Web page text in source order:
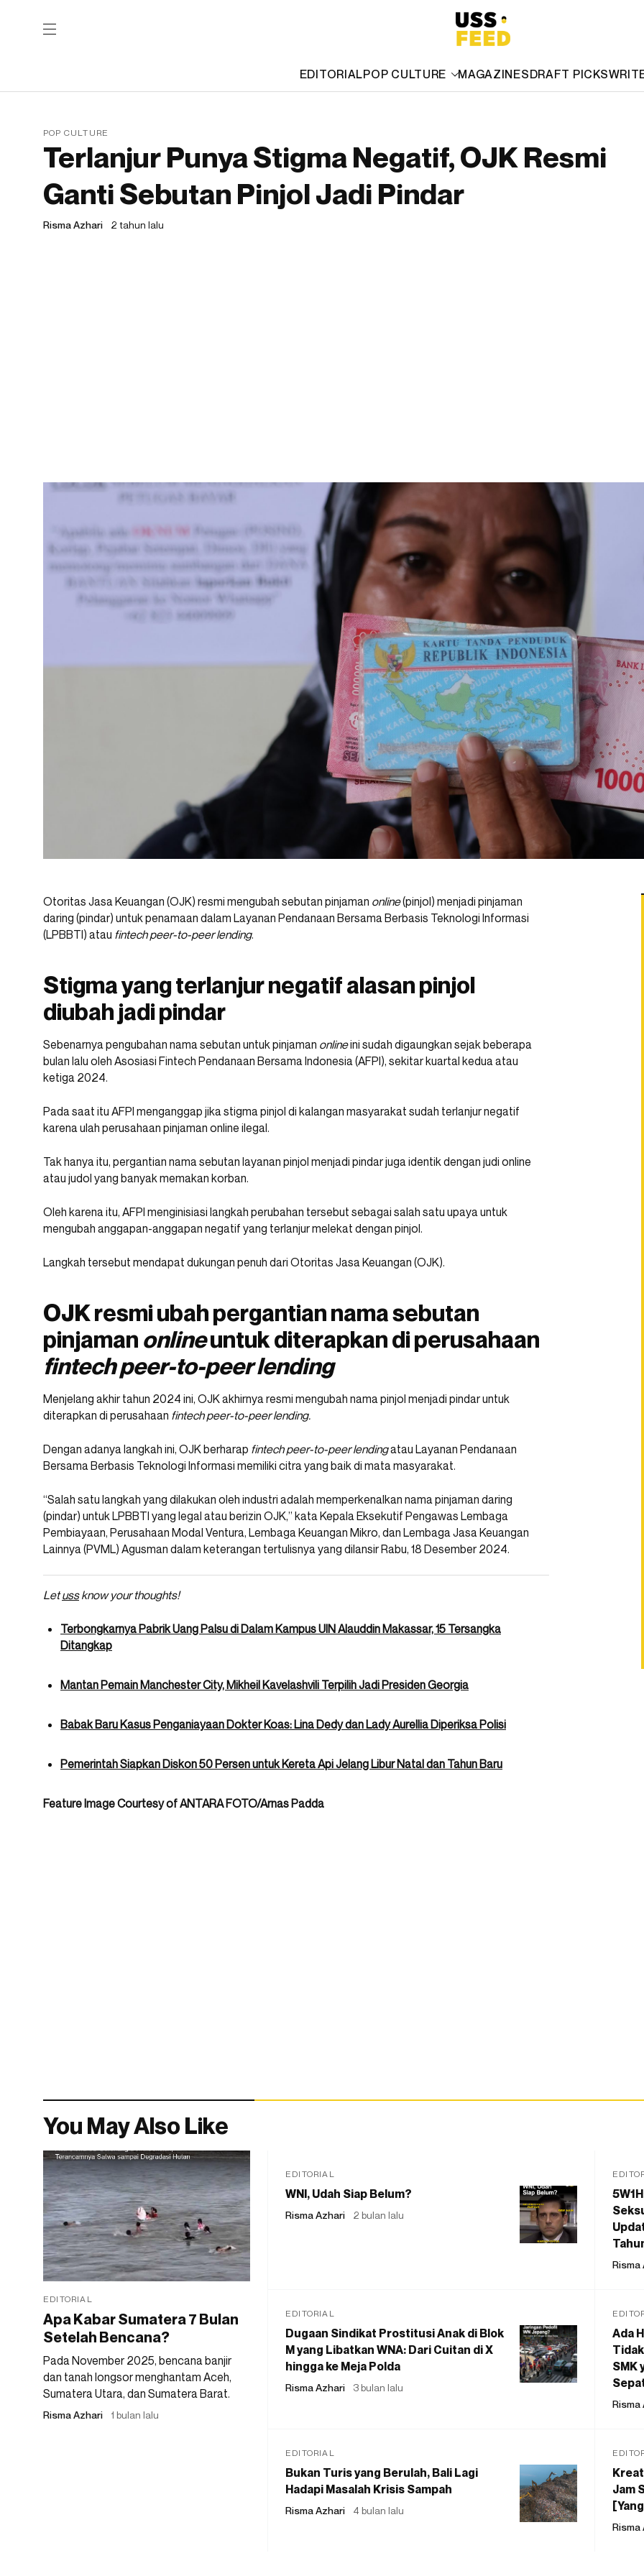
EDITORIALPOP CULTURE MAGAZINESDRAFT PICKS
POP CULTURE
Terlanjur Punya Stigma Negatif, OJK Resmi
Ganti Sebutan Pinjol Jadi Pindar
Risma Azhari 2 tahun lalu
Otoritas Jasa Keuangan (OJK) resmi mengubah sebutan pinjaman online(pinjol) menjadi pinjaman
daring (pindar) untuk penamaan dalam Layanan Pendanaan Bersama Berbasis Teknologi Informasi
(LPBBTI) atau fintech peer-to-peer lending.
Stigma yang terlanjur negatif alasan pinjol
diubah jadi pindar
Sebenarnya pengubahan nama sebutan untuk pinjaman onlineini sudah digaungkan sejak beberapa
bulan lalu oleh Asosiasi Fintech Pendanaan Bersama Indonesia (AFPI), sekitar kuartal kedua atau
ketiga 2024.
Pada saat itu AFPI menganggap jika stigma pinjol di kalangan masyarakat sudah terlanjur negatif
karena ulah perusahaan pinjaman online ilegal.
Tak hanya itu, pergantian nama sebutan layanan pinjol menjadi pindar juga identik dengan judi online
atau judol yang banyak memakan korban.
Oleh karena itu, AFPI menginisiasi langkah perubahan tersebut sebagai salah satu upaya untuk
mengubah anggapan-anggapan negatif yang terlanjur melekat dengan pinjol.
Langkah tersebut mendapat dukungan penuh dari Otoritas Jasa Keuangan (OJK).
OJK resmi ubah pergantian nama sebutan
pinjaman onlineuntuk diterapkan di perusahaan
fintech peer-to-peer lending
Menjelang akhir tahun 2024 ini, OJK akhirnya resmi mengubah nama pinjol menjadi pindar untuk
diterapkan di perusahaan fintech peer-to-peer lending.
Dengan adanya langkah ini, OJK berharap fintech peer-to-peer lendingatau Layanan Pendanaan
Bersama Berbasis Teknologi Informasi memiliki citra yang baik di mata masyarakat.
“Salah satu langkah yang dilakukan oleh industri adalah memperkenalkan nama pinjaman daring
(pindar) untuk LPBBTI yang legal atau berizin OJK,” kata Kepala Eksekutif Pengawas Lembaga
Pembiayaan, Perusahaan Modal Ventura, Lembaga Keuangan Mikro, dan Lembaga Jasa Keuangan
Lainnya (PVML) Agusman dalam keterangan tertulisnya yang dilansir Rabu, 18 Desember 2024.
Letussknow your thoughts!
Terbongkarnya Pabrik Uang Palsu di Dalam Kampus UIN Alauddin Makassar, 15 Tersangka
Ditangkap
Mantan Pemain Manchester City, Mikheil Kavelashvili Terpilih Jadi Presiden Georgia
Babak Baru Kasus Penganiayaan Dokter Koas: Lina Dedy dan Lady Aurellia Diperiksa Polisi
Pemerintah Siapkan Diskon 50 Persen untuk Kereta Api Jelang Libur Natal dan Tahun Baru
Feature Image Courtesy of ANTARA FOTO/Arnas Padda
You May Also Like
EDITORIAL
Apa Kabar Sumatera 7 Bulan
Setelah Bencana?
Pada November 2025, bencana banjir
dan tanah longsor menghantam Aceh,
Sumatera Utara, dan Sumatera Barat.
Risma Azhari 1 bulan lalu
EDITORIAL
WNI, Udah Siap Belum?
Risma Azhari 2 bulan lalu
Risma
EDITORIAL
Dugaan Sindikat Prostitusi Anak di Blok
M yang Libatkan WNA: Dari Cuitan di X
hingga ke Meja Polda
Risma Azhari 3 bulan lalu
Ada
SMK
Risma
EDITORIAL
Bukan Turis yang Berulah, Bali Lagi
Hadapi Masalah Krisis Sampah
Risma Azhari 4 bulan lalu
Jam
Risma